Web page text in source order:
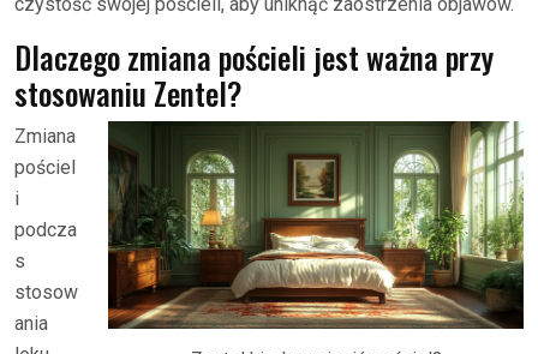
Dlaczego zmiana pościeli jest ważna przy
stosowaniu Zentel?
Zmiana
pościel
i
podcza
s
stosow
ania